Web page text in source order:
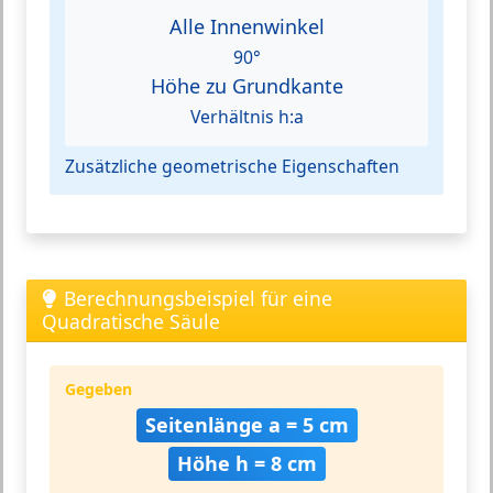
Alle Innenwinkel
90°
Höhe zu Grundkante
Verhältnis h:a
Zusätzliche geometrische Eigenschaften
Berechnungsbeispiel für eine
Quadratische Säule
Gegeben
Seitenlänge a = 5 cm
Höhe h = 8 cm